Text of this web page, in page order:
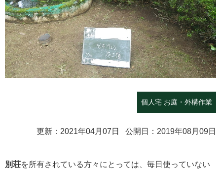
個人宅 お庭・外構作業
更新：2021年04月07日 公開日：2019年08月09日
別荘を所有されている方々にとっては、毎日使っていない